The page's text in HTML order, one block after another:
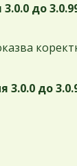
до
3.0.0 до